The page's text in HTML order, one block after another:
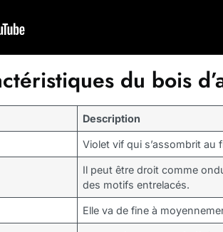
du bois
Description
Violet vif qui s’assombrit au
Il peut être droit comme
des motifs entrelacés.
Elle va de fine à